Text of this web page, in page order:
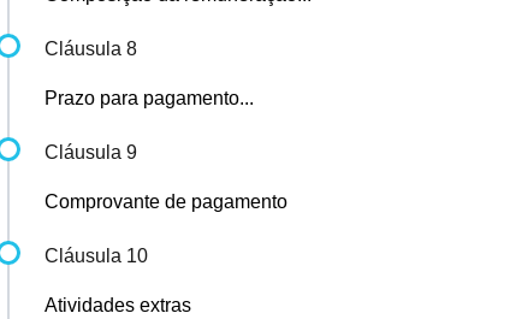
Cláusula 8
Prazo para pagamento...
Cláusula 9
Comprovante de pagamento
Cláusula 10
Atividades extras